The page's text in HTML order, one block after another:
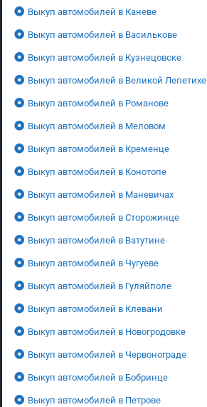
Выкуп автомобилей в Каневе
Выкуп автомобилей в Василькове
Выкуп автомобилей в Кузнецовске
Выкуп автомобилей в Великой Лепетихе
Выкуп автомобилей в Романове
Выкуп автомобилей в Меловом
Выкуп автомобилей в Кременце
Выкуп автомобилей в Конотопе
Выкуп автомобилей в Маневичах
Выкуп автомобилей в Сторожинце
Выкуп автомобилей в Ватутине
Выкуп автомобилей в Чугуеве
Выкуп автомобилей в Гуляйполе
Выкуп автомобилей в Клевани
Выкуп автомобилей в Новогродовке
Выкуп автомобилей в Червонограде
Выкуп автомобилей в Бобринце
Выкуп автомобилей в Петрове